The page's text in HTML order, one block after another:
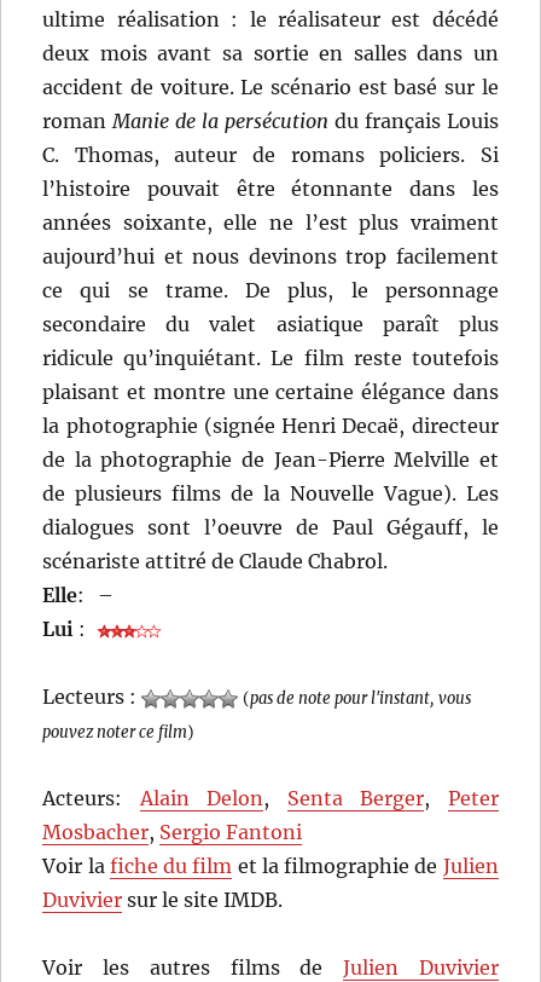
ultime réalisation : le réalisateur est décédé
deux mois avant sa sortie en salles dans un
accident de voiture. Le scénario est basé sur le
romanManie de la persécution du français Louis
C. Thomas, auteur de romans policiers. Si
l’histoire pouvait être étonnante dans les
années soixante, elle ne l’est plus vraiment
aujourd’hui et nous devinons trop facilement
ce qui se trame. De plus, le personnage
secondaire du valet asiatique paraît plus
ridicule qu’inquiétant. Le film reste toutefois
plaisant et montre une certaine élégance dans
la photographie (signée Henri Decaë, directeur
de la photographie de Jean-Pierre Melville et
de plusieurs films de la Nouvelle Vague). Les
dialogues sont l’oeuvre de Paul Gégauff, le
scénariste attitré de Claude Chabrol.
Elle:
–
Lui :
Lecteurs : (pas de note pour l'instant, vous
pouvez noter ce film)
Acteurs:Alain Delon, Senta Berger, Peter
Mosbacher, Sergio Fantoni
Voir la fiche du film et la filmographie de Julien
Duvivier sur le site IMDB.
Voir les autres films de Julien Duvivier